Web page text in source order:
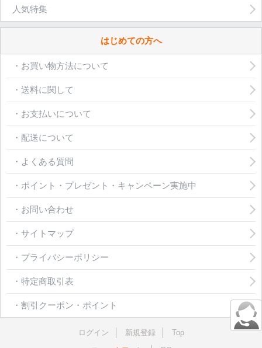
人気特集
はじめての方へ
・お買い物方法について
・送料に関して
・お支払いについて
・配送について
・よくある質問
・ポイント・プレゼント・キャンペーン実施中
・お問い合わせ
・サイトマップ
・プライバシーポリシー
・特定商取引表
・割引クーポン・ポイント
ログイン 新規登録
Top